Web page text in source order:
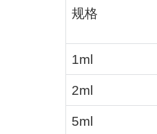
规格
1ml
2ml
5ml